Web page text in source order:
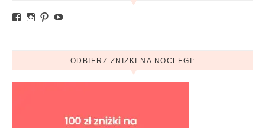
Zobacz profil Ania.mytravelblog na Facebook
Zobacz profil mytravelblog.com.pl na Instagram
Pinterest
YouTube
ODBIERZ ZNIŻKI NA NOCLEGI: